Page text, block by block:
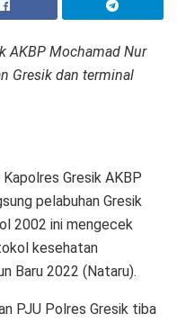
AKBP Mochamad Nur
Gresik dan terminal
Kapolres Gresik AKBP
pelabuhan Gresik
2002 ini mengecek
kesehatan
Baru 2022 (Nataru).
PJU Polres Gresik tiba